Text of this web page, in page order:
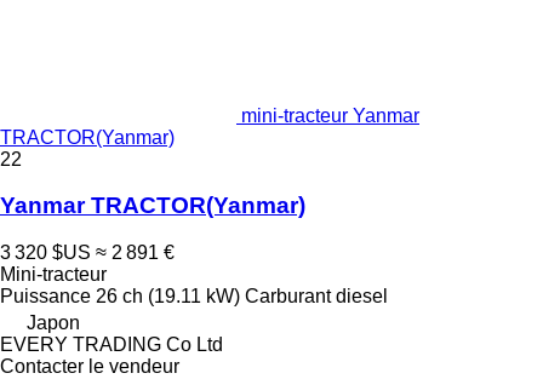
mini-tracteur Yanmar
TRACTOR(Yanmar)
22
Yanmar TRACTOR(Yanmar)
3 320 $US ≈ 2 891 €
Mini-tracteur
Puissance 26 ch (19.11 kW) Carburant diesel
Japon
EVERY TRADING Co Ltd
Contacter le vendeur